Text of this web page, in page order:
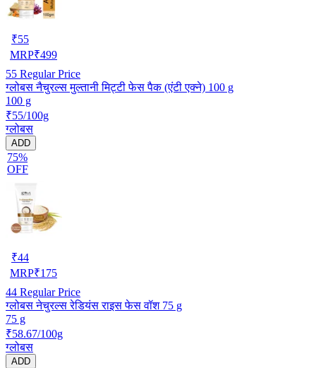
₹55
MRP₹499
55 Regular Price
ग्लोबस नैचुरल्स मुल्तानी मिट्टी फेस पैक (एंटी एक्ने) 100 g
100 g
₹55/100g
ग्लोबस
ADD
75%
OFF
₹44
MRP₹175
44 Regular Price
ग्लोबस नेचुरल्स रेडियंस राइस फेस वॉश 75 g
75 g
₹58.67/100g
ग्लोबस
ADD